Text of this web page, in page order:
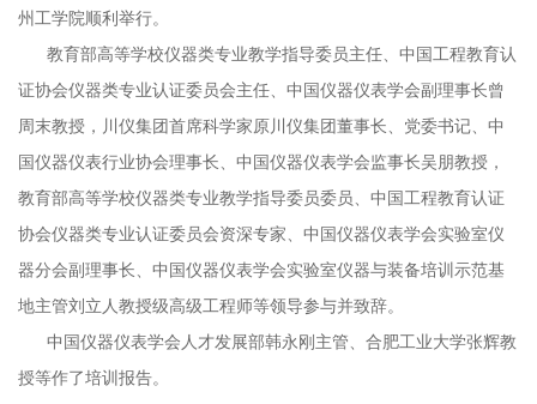
州工学院顺利举行。
教育部高等学校仪器类专业教学指导委员主任、中国工程教育认
证协会仪器类专业认证委员会主任、中国仪器仪表学会副理事长曾
周末教授，川仪集团首席科学家原川仪集团董事长、党委书记、中
国仪器仪表行业协会理事长、中国仪器仪表学会监事长吴朋教授，
教育部高等学校仪器类专业教学指导委员委员、中国工程教育认证
协会仪器类专业认证委员会资深专家、中国仪器仪表学会实验室仪
器分会副理事长、中国仪器仪表学会实验室仪器与装备培训示范基
地主管刘立人教授级高级工程师等领导参与并致辞。
中国仪器仪表学会人才发展部韩永刚主管、合肥工业大学张辉教
授等作了培训报告。